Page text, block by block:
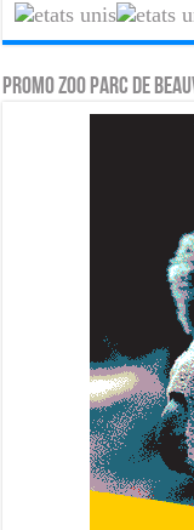
PROMO ZOO PARC DE